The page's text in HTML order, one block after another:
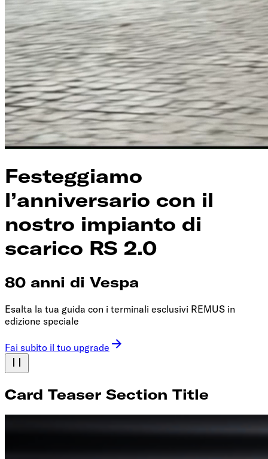
Festeggiamo
l’anniversario con il
nostro impianto di
scarico RS 2.0
80 anni di Vespa
Esalta la tua guida con i terminali esclusivi REMUS in
edizione speciale
Fai subito il tuo upgrade
Card Teaser Section Title